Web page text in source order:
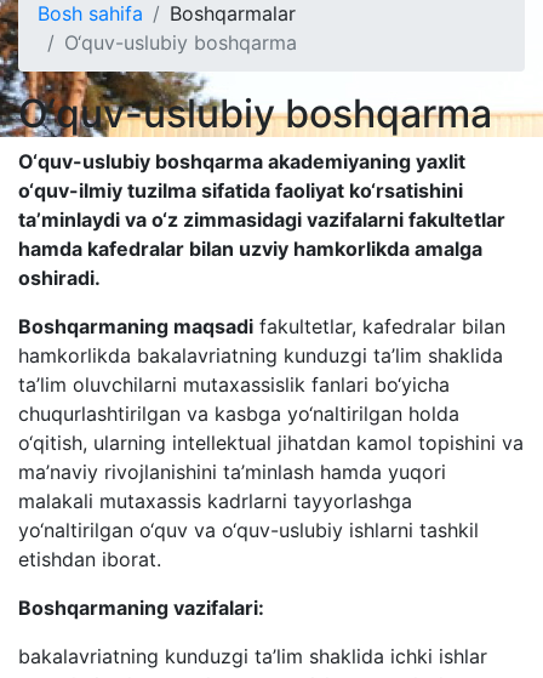
Bosh sahifa
Boshqarmalar
O‘quv-uslubiy boshqarma
O‘quv-uslubiy boshqarma
O‘quv-uslubiy boshqarma akademiyaning yaxlit
o‘quv-ilmiy tuzilma sifatida faoliyat ko‘rsatishini
ta’minlaydi va o‘z zimmasidagi vazifalarni fakultetlar
hamda kafedralar bilan uzviy hamkorlikda amalga
oshiradi.
Boshqarmaning maqsadi fakultetlar, kafedralar bilan
hamkorlikda bakalavriatning kunduzgi ta’lim shaklida
ta’lim oluvchilarni mutaxassislik fanlari bo‘yicha
chuqurlashtirilgan va kasbga yo‘naltirilgan holda
o‘qitish, ularning intellektual jihatdan kamol topishini va
ma’naviy rivojlanishini ta’minlash hamda yuqori
malakali mutaxassis kadrlarni tayyorlashga
yo‘naltirilgan o‘quv va o‘quv-uslubiy ishlarni tashkil
etishdan iborat.
Boshqarmaning vazifalari:
bakalavriatning kunduzgi ta’lim shaklida ichki ishlar